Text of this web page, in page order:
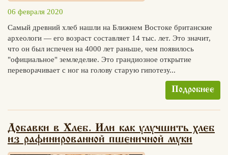
06 февраля 2020
Самый древний хлеб нашли на Ближнем Востоке британские
археологи — его возраст составляет 14 тыс. лет. Это значит,
что он был испечен на 4000 лет раньше, чем появилось
"официальное" земледелие. Это грандиозное открытие
переворачивает с ног на голову старую гипотезу...
Подробнее
Добавки в Хлеб. Или как улучшить хлеб
из рафинированной пшеничной муки